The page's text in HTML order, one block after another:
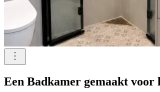
Een Badkamer gemaakt voor